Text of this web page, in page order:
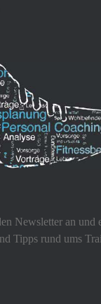
Newsletter an und
Tipps rund ums